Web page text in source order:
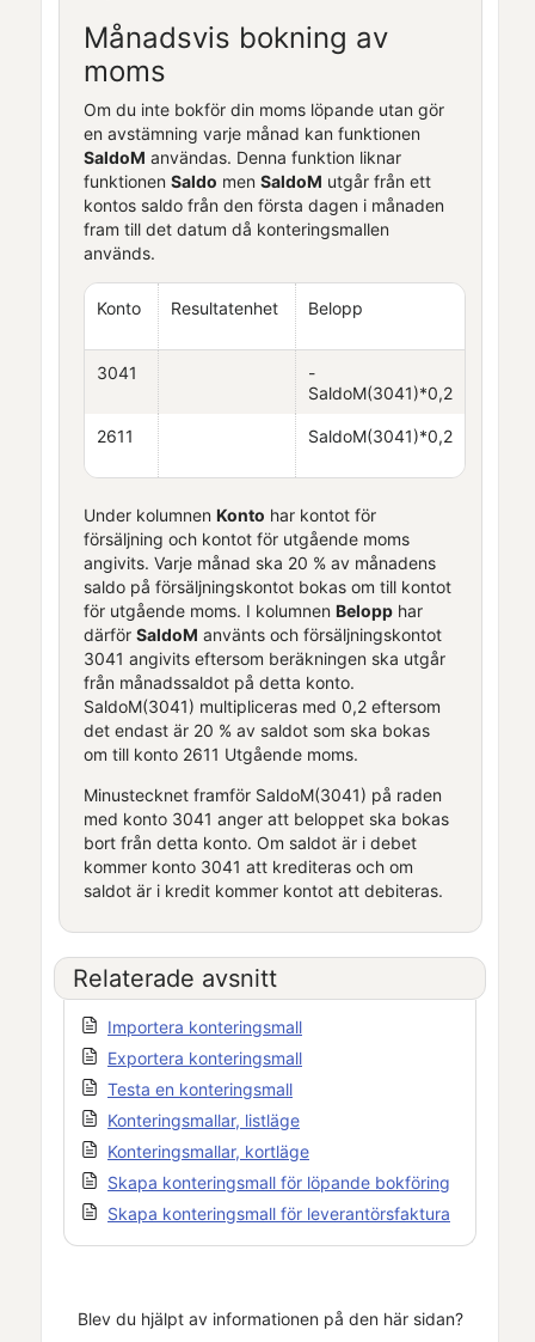
Månadsvis bokning av
moms
Om du inte bokför din moms löpande utan gör
en avstämning varje månad kan funktionen
SaldoM användas. Denna funktion liknar
funktionen Saldo men SaldoM utgår från ett
kontos saldo från den första dagen i månaden
fram till det datum då konteringsmallen
används.
Konto Resultatenhet Belopp
3041
-
SaldoM(3041)*0,2
2611 SaldoM(3041)*0,2
Under kolumnen Konto har kontot för
försäljning och kontot för utgående moms
angivits. Varje månad ska 20 % av månadens
saldo på försäljningskontot bokas om till kontot
för utgående moms. I kolumnen Belopphar
därför SaldoM använts och försäljningskontot
3041 angivits eftersom beräkningen ska utgår
från månadssaldot på detta konto.
SaldoM(3041) multipliceras med 0,2 eftersom
det endast är 20 % av saldot som ska bokas
om till konto 2611 Utgående moms.
Minustecknet framför SaldoM(3041) på raden
med konto 3041 anger att beloppet ska bokas
bort från detta konto. Om saldot är i debet
kommer konto 3041 att krediteras och om
saldot är i kredit kommer kontot att debiteras.
Relaterade avsnitt
Importera konteringsmall
Exportera konteringsmall
Testa en konteringsmall
Konteringsmallar, listläge
Konteringsmallar, kortläge
Skapa konteringsmall för löpande bokföring
Skapa konteringsmall för leverantörsfaktura
Blev du hjälpt av informationen på den här sidan?